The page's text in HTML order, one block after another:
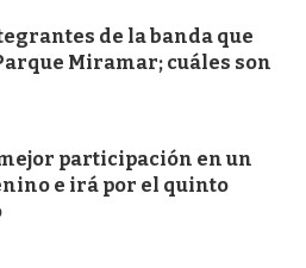
de la banda que
Miramar; cuáles son
participación en un
e irá por el quinto